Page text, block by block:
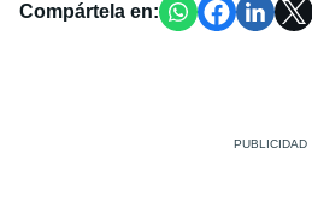
Compártela en: